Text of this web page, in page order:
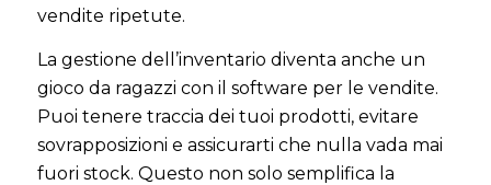
vendite ripetute.
La gestione dell’inventario diventa anche un
gioco da ragazzi con il software per le vendite.
Puoi tenere traccia dei tuoi prodotti, evitare
sovrapposizioni e assicurarti che nulla vada mai
fuori stock. Questo non solo semplifica la